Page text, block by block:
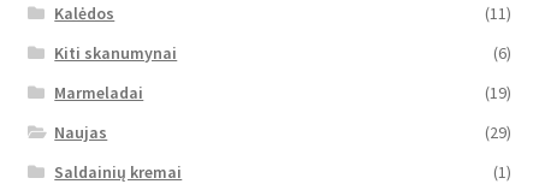
Kalėdos
(11)
Kiti skanumynai
(6)
Marmeladai
(19)
Naujas
(29)
Saldainių kremai
(1)